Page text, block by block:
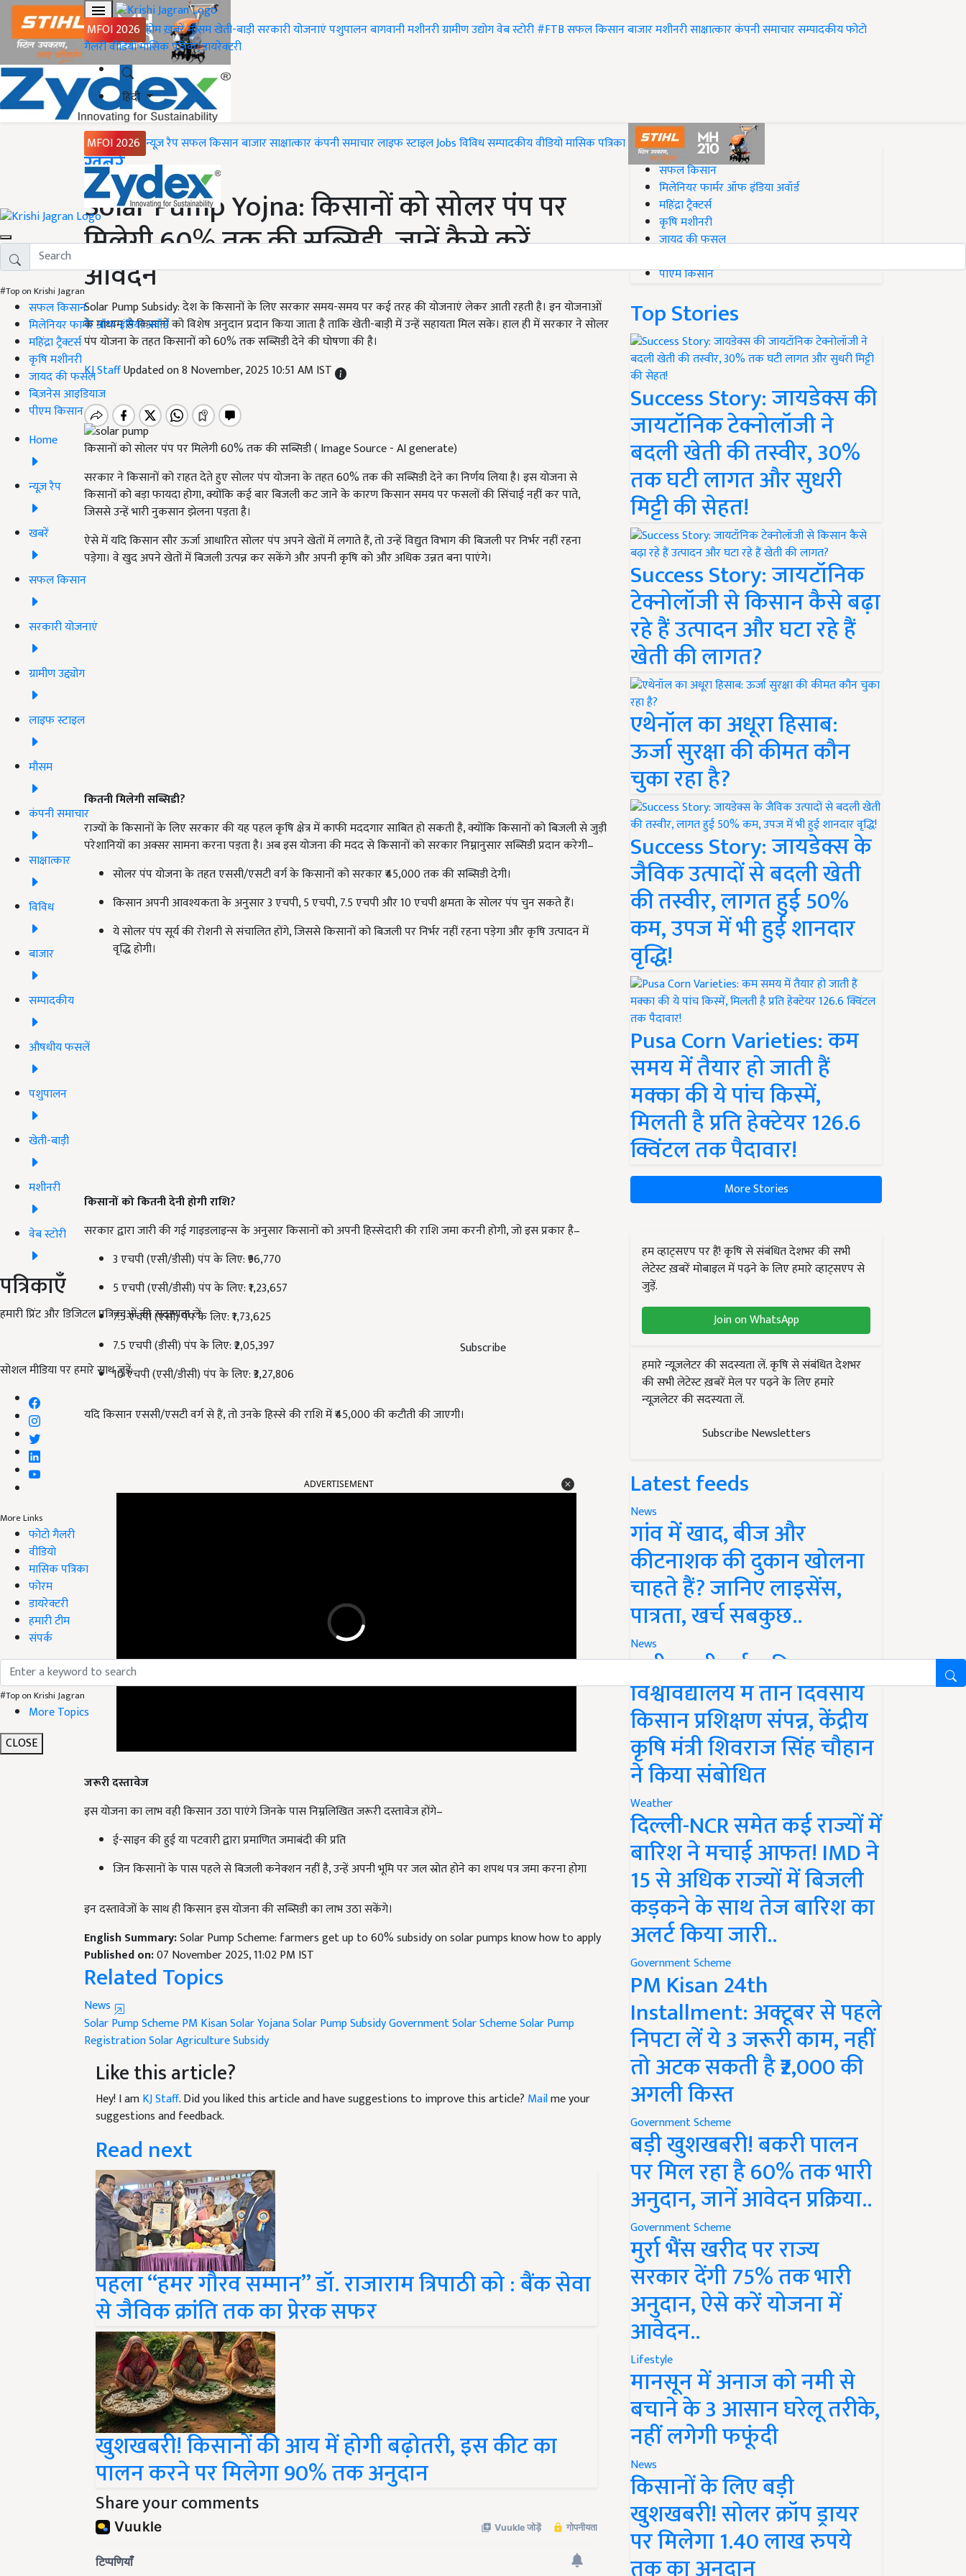
MFOI 2026 होमख़बरेंमौसमखेती-बाड़ीसरकारी योजनाएंपशुपालनबागवानीमशीनरीग्रामीण उद्योगवेब स्टोरी#FTBसफल किसानबाजारमशीनरीसाक्षात्कारकंपनी समाचारसम्पादकीयफोटो
गैलरीवीडियोमासिक पत्रिकाडायरेक्टरी
हिंदी
MFOI 2026 न्यूज़ रैपसफल किसानबाजारसाक्षात्कारकंपनी समाचारलाइफ स्टाइलJobsविविधसम्पादकीयवीडियोमासिक पत्रिका
#Top on Krishi Jagran
सफल किसान
मिलेनियर फार्मर ऑफ इंडिया अवॉर्ड
महिंद्रा ट्रैक्टर्स
कृषि मशीनरी
जायद की फसल
बिज़नेस आइडियाज
पीएम किसान
Home
न्यूज़ रैप
खबरें
सफल किसान
सरकारी योजनाएं
ग्रामीण उद्द्योग
लाइफ स्टाइल
मौसम
कंपनी समाचार
साक्षात्कार
विविध
बाजार
सम्पादकीय
औषधीय फसलें
पशुपालन
खेती-बाड़ी
मशीनरी
वेब स्टोरी
पत्रिकाएँ
हमारी प्रिंट और डिजिटल पत्रिकाओं की सदस्यता लें
Subscribe
सोशल मीडिया पर हमारे साथ जुड़ें:
More Links
फोटो गैलरी
वीडियो
मासिक पत्रिका
फोरम
डायरेक्टरी
हमारी टीम
संपर्क
#Top on Krishi Jagran
More Topics
CLOSE
Home
ख़बरें
Solar Pump Yojna: किसानों को सोलर पंप पर
मिलेगी 60% तक की सब्सिडी, जानें कैसे करें
आवेदन
Solar Pump Subsidy: देश के किसानों के लिए सरकार समय-समय पर कई तरह की योजनाएं लेकर आती रहती है। इन योजनाओं
के माध्यम से किसानों को विशेष अनुदान प्रदान किया जाता है ताकि खेती-बाड़ी में उन्हें सहायता मिल सके। हाल ही में सरकार ने सोलर
पंप योजना के तहत किसानों को 60% तक सब्सिडी देने की घोषणा की है।
KJ StaffUpdated on 8 November, 2025 10:51 AM IST
किसानों को सोलर पंप पर मिलेगी 60% तक की सब्सिडी ( Image Source - AI generate)
सरकार ने किसानों को राहत देते हुए सोलर पंप योजना के तहत 60% तक की सब्सिडी देने का निर्णय लिया है। इस योजना से
किसानों को बड़ा फायदा होगा, क्योंकि कई बार बिजली कट जाने के कारण किसान समय पर फसलों की सिंचाई नहीं कर पाते,
जिससे उन्हें भारी नुकसान झेलना पड़ता है।
ऐसे में यदि किसान सौर ऊर्जा आधारित सोलर पंप अपने खेतों में लगाते हैं, तो उन्हें विद्युत विभाग की बिजली पर निर्भर नहीं रहना
पड़ेगा। वे खुद अपने खेतों में बिजली उत्पन्न कर सकेंगे और अपनी कृषि को और अधिक उन्नत बना पाएंगे।
कितनी मिलेगी सब्सिडी?
राज्यों के किसानों के लिए सरकार की यह पहल कृषि क्षेत्र में काफी मददगार साबित हो सकती है, क्योंकि किसानों को बिजली से जुड़ी
परेशानियों का अक्सर सामना करना पड़ता है। अब इस योजना की मदद से किसानों को सरकार निम्नानुसार सब्सिडी प्रदान करेगी–
सोलर पंप योजना के तहत एससी/एसटी वर्ग के किसानों को सरकार ₹45,000 तक की सब्सिडी देगी।
किसान अपनी आवश्यकता के अनुसार 3 एचपी, 5 एचपी, 7.5 एचपी और 10 एचपी क्षमता के सोलर पंप चुन सकते हैं।
ये सोलर पंप सूर्य की रोशनी से संचालित होंगे, जिससे किसानों को बिजली पर निर्भर नहीं रहना पड़ेगा और कृषि उत्पादन में
वृद्धि होगी।
किसानों को कितनी देनी होगी राशि?
सरकार द्वारा जारी की गई गाइडलाइन्स के अनुसार किसानों को अपनी हिस्सेदारी की राशि जमा करनी होगी, जो इस प्रकार है–
3 एचपी (एसी/डीसी) पंप के लिए: ₹96,770
5 एचपी (एसी/डीसी) पंप के लिए: ₹1,23,657
7.5 एचपी (एसी) पंप के लिए: ₹1,73,625
7.5 एचपी (डीसी) पंप के लिए: ₹2,05,397
10 एचपी (एसी/डीसी) पंप के लिए: ₹3,27,806
यदि किसान एससी/एसटी वर्ग से हैं, तो उनके हिस्से की राशि में ₹45,000 की कटौती की जाएगी।
जिन किसानों के पास पहले से बिजली कनेक्शन नहीं है, उन्हें अपनी भूमि पर जल स्रोत होने का शपथ पत्र जमा करना होगा
Published on:07 November 2025, 11:02 PM IST
Related Topics
News
Solar Pump Scheme
RegistrationSolar Agriculture Subsidy
Like this article?
Hey! I amKJ Staff. Did you liked this article and have suggestions to improve this article?
suggestions and feedback.
Read next
पहला “हमर गौरव सम्मान” डॉ. राजाराम त्रिपाठी को : बैंक सेवा
से जैविक क्रांति तक का प्रेरक सफर
खुशखबरी! किसानों की आय में होगी बढ़ोतरी, इस कीट का
पालन करने पर मिलेगा 90% तक अनुदान
Share your comments
#Top on Krishi Jagran
सफल किसान
मिलेनियर फार्मर ऑफ इंडिया अवॉर्ड
महिंद्रा ट्रैक्टर्स
कृषि मशीनरी
जायद की फसल
पीएम किसान
Top Stories
Success Story: जायडेक्स की
जायटॉनिक टेक्नोलॉजी ने
बदली खेती की तस्वीर, 30%
तक घटी लागत और सुधरी
मिट्टी की सेहत!
Success Story: जायटॉनिक
टेक्नोलॉजी से किसान कैसे बढ़ा
रहे हैं उत्पादन और घटा रहे हैं
खेती की लागत?
एथेनॉल का अधूरा हिसाब:
ऊर्जा सुरक्षा की कीमत कौन
चुका रहा है?
Success Story: जायडेक्स के
जैविक उत्पादों से बदली खेती
की तस्वीर, लागत हुई 50%
कम, उपज में भी हुई शानदार
वृद्धि!
Pusa Corn Varieties: कम
समय में तैयार हो जाती हैं
मक्का की ये पांच किस्में,
मिलती है प्रति हेक्टेयर 126.6
क्विंटल तक पैदावार!
More Stories
हम व्हाट्सएप पर हैं! कृषि से संबंधित देशभर की सभी
लेटेस्ट ख़बरें मोबाइल में पढ़ने के लिए हमारे व्हाट्सएप से
जुड़ें.
Join on WhatsApp
हमारे न्यूज़लेटर की सदस्यता लें. कृषि से संबंधित देशभर
की सभी लेटेस्ट ख़बरें मेल पर पढ़ने के लिए हमारे
न्यूज़लेटर की सदस्यता लें.
Subscribe Newsletters
Latest feeds
News
गांव में खाद, बीज और
कीटनाशक की दुकान खोलना
चाहते हैं? जानिए लाइसेंस,
पात्रता, खर्च सबकुछ..
News
रानी लक्ष्मीबाई कृषि
विश्वविद्यालय में तीन दिवसीय
किसान प्रशिक्षण संपन्न, केंद्रीय
कृषि मंत्री शिवराज सिंह चौहान
ने किया संबोधित
Weather
दिल्ली-NCR समेत कई राज्यों में
बारिश ने मचाई आफत! IMD ने
15 से अधिक राज्यों में बिजली
कड़कने के साथ तेज बारिश का
अलर्ट किया जारी..
Government Scheme
PM Kisan 24th
Installment: अक्टूबर से पहले
निपटा लें ये 3 जरूरी काम, नहीं
तो अटक सकती है ₹2,000 की
अगली किस्त
Government Scheme
बड़ी खुशखबरी! बकरी पालन
पर मिल रहा है 60% तक भारी
अनुदान, जानें आवेदन प्रक्रिया..
Government Scheme
मुर्रा भैंस खरीद पर राज्य
सरकार देंगी 75% तक भारी
अनुदान, ऐसे करें योजना में
आवेदन..
Lifestyle
मानसून में अनाज को नमी से
बचाने के 3 आसान घरेलू तरीके,
नहीं लगेगी फफूंदी
News
किसानों के लिए बड़ी
खुशखबरी! सोलर क्रॉप ड्रायर
पर मिलेगा 1.40 लाख रुपये